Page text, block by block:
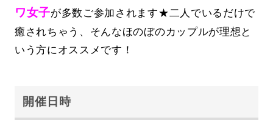
ワ女子が多数ご参加されます★二人でいるだけで
癒されちゃう、そんなほのぼのカップルが理想と
いう方にオススメです！
開催日時